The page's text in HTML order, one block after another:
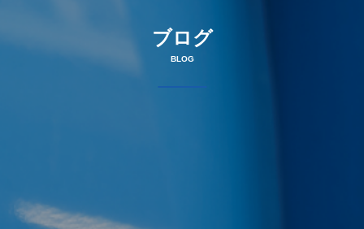
ブログ
BLOG